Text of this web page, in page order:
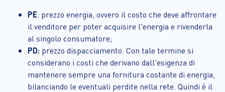
PE: prezzo energia, ovvero il costo che deve affrontare
il venditore per poter acquisire l'energia e rivenderla
al singolo consumatore;
PD: prezzo dispacciamento. Con tale termine si
considerano i costi che derivano dall'esigenza di
mantenere sempre una fornitura costante di energia,
bilanciando le eventuali perdite nella rete. Quindi è il